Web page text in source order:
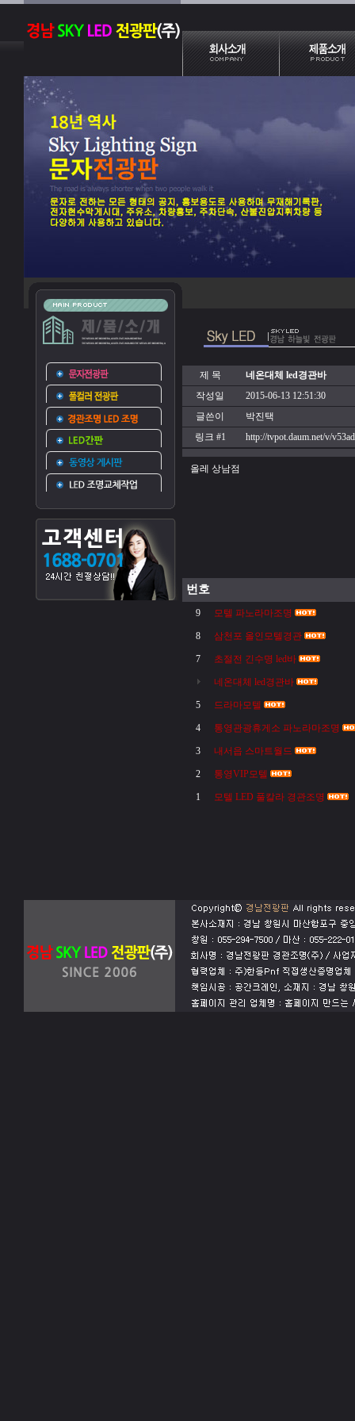
제 목
네온대체 led경관바
작성일
2015-06-13 12:51:30
글쓴이
박진택
링크 #1
http://tvpot.daum.net/v/
올레 상남점
번호
9 모텔 파노라마조명
8 삼천포 올인모텔경관
7 초절전 긴수명 led바
네온대체 led경관바
5 드라마모텔
4 통영관광휴게소 파노라마조명
3 내서읍 스마트월드
2 통영VIP모텔
1 모텔 LED 풀칼라 경관조명